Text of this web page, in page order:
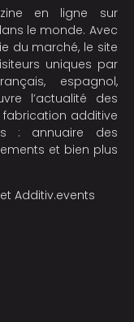
en ligne sur
le monde. Avec
du marché, le site
uniques par
espagnol,
l’actualité des
additive
: annuaire des
et bien plus
et Additiv.events